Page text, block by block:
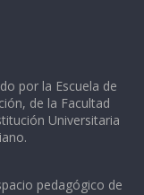
por la Escuela de
de la Facultad
Universitaria
pedagógico de